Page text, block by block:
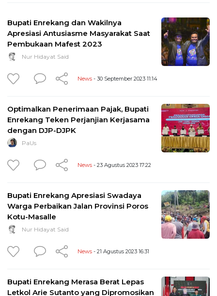
Bupati Enrekang dan Wakilnya
Apresiasi Antusiasme Masyarakat Saat
Pembukaan Mafest 2023
Nur Hidayat Said
News - 30 September 2023 11:14
Optimalkan Penerimaan Pajak, Bupati
Enrekang Teken Perjanjian Kerjasama
dengan DJP-DJPK
PaUs
News - 23 Agustus 2023 17:22
Bupati Enrekang Apresiasi Swadaya
Warga Perbaikan Jalan Provinsi Poros
Kotu-Masalle
Nur Hidayat Said
News - 21 Agustus 2023 16:31
Bupati Enrekang Merasa Berat Lepas
Letkol Arie Sutanto yang Dipromosikan